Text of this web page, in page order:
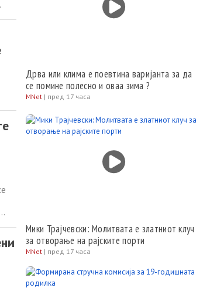
Дрва или клима е поевтина варијанта за да
се помине полесно и оваа зима ?
MNet | пред 17 часа
Мики Трајчевски: Молитвата е златниот клуч
за отворање на рајските порти
MNet | пред 17 часа